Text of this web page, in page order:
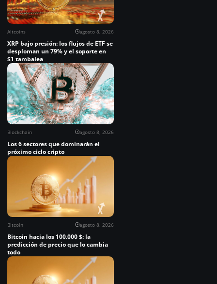
Altcoins agosto 8, 2026
XRP bajo presión: los flujos de ETF se
desploman un 79% y el soporte en
$1 tambalea
Blockchain agosto 8, 2026
Los 6 sectores que dominarán el
próximo ciclo cripto
Bitcoin agosto 8, 2026
Bitcoin hacia los 100.000 $: la
predicción de precio que lo cambia
todo